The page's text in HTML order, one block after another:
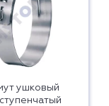
ушковый